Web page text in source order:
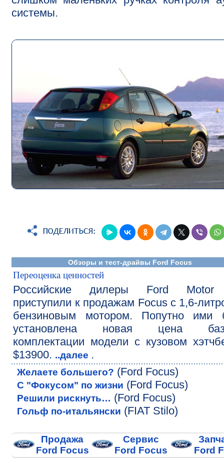
системы.
Обзоры и тест-драйвы Ford Focus
Переоценка ценностей
Российские дилеры Ford
приступили к продажам Focus с 1,6-
бензиновым мотором. Попутно ими
установлена новая цена
комплектации модели с кузовом
$13900. ..далее .
Желаете большего? (Ford Focus)
С "Фокусом" по жизни (Ford Focus)
Решили рискнуть… (Ford Focus)
Гольф по-итальянски (FIAT Stilo)
Продажа
Ford Focus
Сервис
Ford Focus
Ford